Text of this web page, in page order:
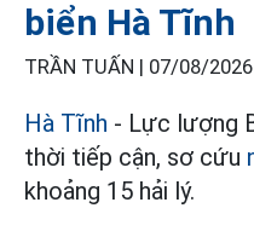
biển Hà Tĩnh
TRẦN TUẤN | 07/08/
Hà Tĩnh - Lực lượng
thời tiếp cận, sơ cứu
khoảng 15 hải lý.